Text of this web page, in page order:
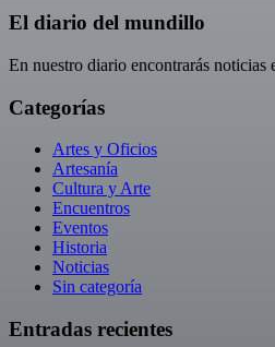
El diario del mundillo
En nuestro diario encontrarás noticias
Categorías
Artes y Oficios
Artesanía
Cultura y Arte
Encuentros
Eventos
Historia
Noticias
Sin categoría
Entradas recientes